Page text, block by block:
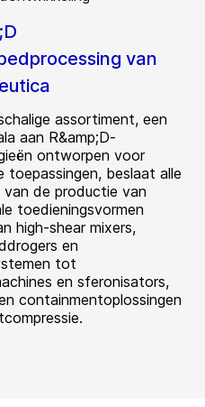
van
assortiment, een
aan R&amp;D-
ontworpen voor
toepassingen, beslaat alle
de productie van
toedieningsvormen
high-shear mixers,
en
tot
en sferonisators,
containmentoplossingen